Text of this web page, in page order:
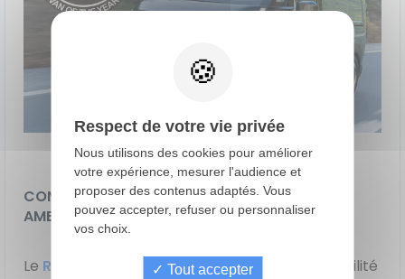
CONCLUSION : DEUX CHAMPIONS, UNE MÊME
AMBITION
Le Renault Masterincarne la continuité, la fiabilité
Respect de votre vie privée
Nous utilisons des cookies pour améliorer
votre expérience, mesurer l'audience et
proposer des contenus adaptés. Vous
pouvez accepter, refuser ou personnaliser
vos choix.
Tout accepter